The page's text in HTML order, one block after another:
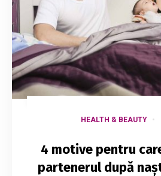
HEALTH & BEAUTY
4 motive pentru
partenerul după